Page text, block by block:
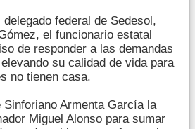
federal de Sedesol,
el funcionario estatal
de responder a las demandas
su calidad de vida para
no tienen casa.
Sinforiano Armenta García la
Miguel Alonso para sumar